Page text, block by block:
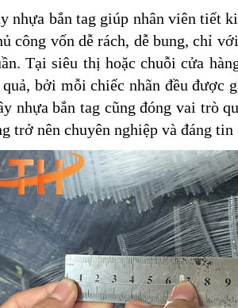
nhựa bắn tag giúp nhân viên tiết
công vốn dễ rách, dễ bung, chỉ
Tại siêu thị hoặc chuỗi cửa
bởi mỗi chiếc nhãn đều được
nhựa bắn tag cũng đóng vai trò
trở nên chuyên nghiệp và đáng tin